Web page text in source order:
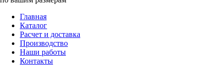
Главная
Каталог
Расчет и доставка
Производство
Наши работы
Контакты